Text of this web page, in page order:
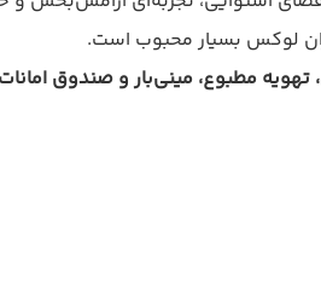
لوکس بسیار محبوب است.
تهویه مطبوع، مینی‌بار و صندوق امانات